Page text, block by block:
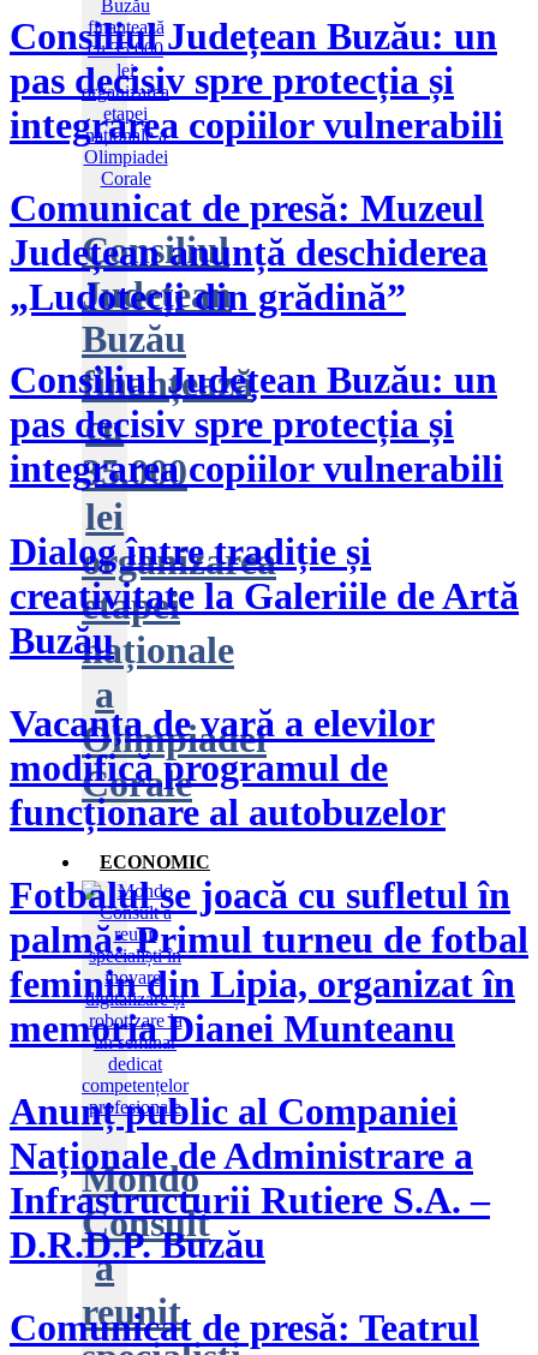
Consiliul
Județean
Buzău
finanțează
cu
35.000
lei
organizarea
etapei
naționale
a
Olimpiadei
Corale
ECONOMIC
Mondo
Consult
a
reunit
Consiliul Județean Buzău: un
pas decisiv spre protecția și
integrarea copiilor vulnerabili
Comunicat de presă: Muzeul
Județean anunță deschiderea
„Ludotecii din grădină”
Consiliul Județean Buzău: un
pas decisiv spre protecția și
integrarea copiilor vulnerabili
Dialog între tradiție și
creativitate la Galeriile de Artă
Buzău
Vacanța de vară a elevilor
modifică programul de
funcționare al autobuzelor
​Fotbalul se joacă cu sufletul în
palmă: Primul turneu de fotbal
feminin din Lipia, organizat în
memoria Dianei Munteanu
Anunț public al Companiei
Naționale de Administrare a
Infrastructurii Rutiere S.A. –
D.R.D.P. Buzău
Comunicat de presă: Teatrul